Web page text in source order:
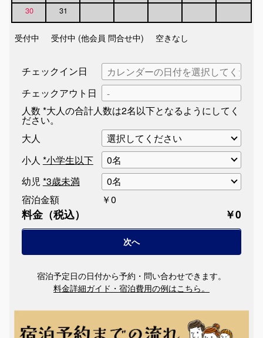
30
31
受付中 受付中 (他会員 問合せ中) 空きなし
チェックイン日
チェックアウト日
人数 *大人の合計人数は2名以下となるようにしてく
ださい。
大人
小人 *小学生以下
幼児 *3歳未満
宿泊金額
￥0
料金（税込） ￥0
宿泊予定日の日付から予約・問い合わせできます。
料金詳細ガイド・宿泊費用の例はこちら。